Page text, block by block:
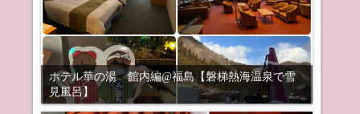
ホテル華の湯 館内編@福島【磐梯熱海温泉で雪
見風呂】